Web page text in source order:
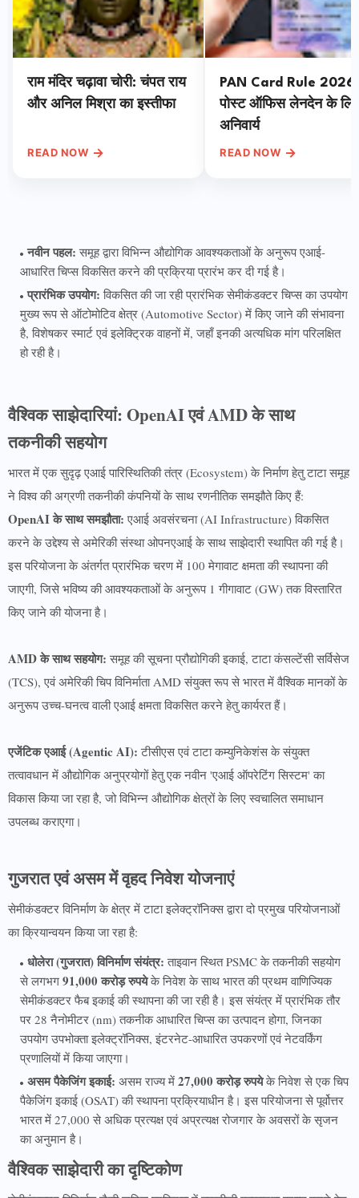
राम मंदिर चढ़ावा चोरी: चंपत राय
और अनिल मिश्रा का इस्तीफा
READ NOW →
PAN Card Rule 2026:
पोस्ट ऑफिस लेनदेन के लिए
अनिवार्य
READ NOW →
नवीन पहल: समूह द्वारा विभिन्न औद्योगिक आवश्यकताओं के अनुरूप एआई-
आधारित चिप्स विकसित करने की प्रक्रिया प्रारंभ कर दी गई है।
प्रारंभिक उपयोग: विकसित की जा रही प्रारंभिक सेमीकंडक्टर चिप्स का उपयोग
मुख्य रूप से ऑटोमोटिव क्षेत्र (Automotive Sector) में किए जाने की संभावना
है, विशेषकर स्मार्ट एवं इलेक्ट्रिक वाहनों में, जहाँ इनकी अत्यधिक मांग परिलक्षित
हो रही है।
वैश्विक साझेदारियां: OpenAI एवं AMD के साथ
तकनीकी सहयोग
भारत में एक सुदृढ़ एआई पारिस्थितिकी तंत्र (Ecosystem) के निर्माण हेतु टाटा समूह
ने विश्व की अग्रणी तकनीकी कंपनियों के साथ रणनीतिक समझौते किए हैं:
OpenAI के साथ समझौता: एआई अवसंरचना (AI Infrastructure) विकसित
करने के उद्देश्य से अमेरिकी संस्था ओपनएआई के साथ साझेदारी स्थापित की गई है।
इस परियोजना के अंतर्गत प्रारंभिक चरण में 100 मेगावाट क्षमता की स्थापना की
जाएगी, जिसे भविष्य की आवश्यकताओं के अनुरूप 1 गीगावाट (GW) तक विस्तारित
किए जाने की योजना है।
AMD के साथ सहयोग: समूह की सूचना प्रौद्योगिकी इकाई, टाटा कंसल्टेंसी सर्विसेज
(TCS), एवं अमेरिकी चिप विनिर्माता AMD संयुक्त रूप से भारत में वैश्विक मानकों के
अनुरूप उच्च-घनत्व वाली एआई क्षमता विकसित करने हेतु कार्यरत हैं।
एजेंटिक एआई (Agentic AI): टीसीएस एवं टाटा कम्युनिकेशंस के संयुक्त
तत्वावधान में औद्योगिक अनुप्रयोगों हेतु एक नवीन 'एआई ऑपरेटिंग सिस्टम' का
विकास किया जा रहा है, जो विभिन्न औद्योगिक क्षेत्रों के लिए स्वचालित समाधान
उपलब्ध कराएगा।
गुजरात एवं असम में वृहद निवेश योजनाएं
सेमीकंडक्टर विनिर्माण के क्षेत्र में टाटा इलेक्ट्रॉनिक्स द्वारा दो प्रमुख परियोजनाओं
का क्रियान्वयन किया जा रहा है:
धोलेरा (गुजरात) विनिर्माण संयंत्र: ताइवान स्थित PSMC के तकनीकी सहयोग
से लगभग 91,000 करोड़ रुपयेके निवेश के साथ भारत की प्रथम वाणिज्यिक
सेमीकंडक्टर फैब इकाई की स्थापना की जा रही है। इस संयंत्र में प्रारंभिक तौर
पर 28 नैनोमीटर (nm) तकनीक आधारित चिप्स का उत्पादन होगा, जिनका
उपयोग उपभोक्ता इलेक्ट्रॉनिक्स, इंटरनेट-आधारित उपकरणों एवं नेटवर्किंग
प्रणालियों में किया जाएगा।
असम पैकेजिंग इकाई: असम राज्य में 27,000 करोड़ रुपयेके निवेश से एक चिप
पैकेजिंग इकाई (OSAT) की स्थापना प्रक्रियाधीन है। इस परियोजना से पूर्वोत्तर
भारत में 27,000 से अधिक प्रत्यक्ष एवं अप्रत्यक्ष रोजगार के अवसरों के सृजन
का अनुमान है।
वैश्विक साझेदारी का दृष्टिकोण